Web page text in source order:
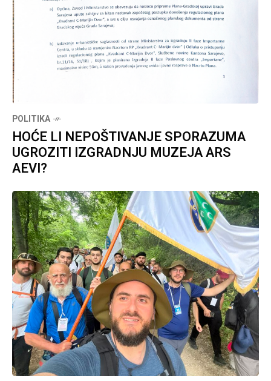
POLITIKA
HOĆE LI NEPOŠTIVANJE SPORAZUMA
UGROZITI IZGRADNJU MUZEJA ARS
AEVI?